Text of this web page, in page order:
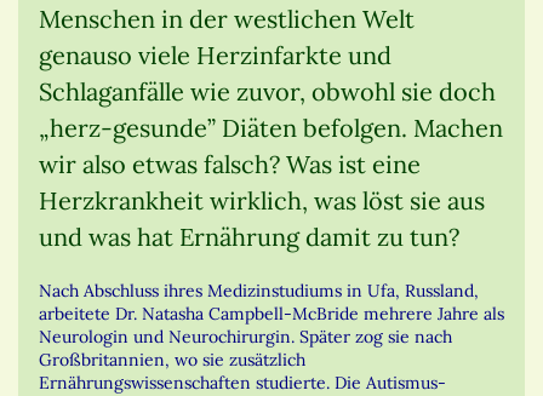
Menschen in der westlichen Welt
genauso viele Herzinfarkte und
Schlaganfälle wie zuvor, obwohl sie doch
„herz-gesunde” Diäten befolgen. Machen
wir also etwas falsch? Was ist eine
Herzkrankheit wirklich, was löst sie aus
und was hat Ernährung damit zu tun?
Nach Abschluss ihres Medizinstudiums in Ufa, Russland,
arbeitete Dr. Natasha Campbell-McBride mehrere Jahre als
Neurologin und Neurochirurgin. Später zog sie nach
Großbritannien, wo sie zusätzlich
Ernährungswissenschaften studierte. Die Autismus-